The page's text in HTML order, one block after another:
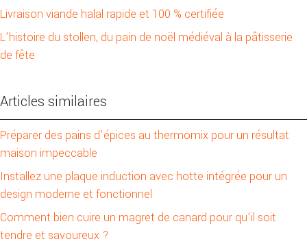
Livraison viande halal rapide et 100 % certifiée
L’histoire du stollen, du pain de noël médiéval à la pâtisserie
de fête
Articles similaires
Préparer des pains d’épices au thermomix pour un résultat
maison impeccable
Installez une plaque induction avec hotte intégrée pour un
design moderne et fonctionnel
Comment bien cuire un magret de canard pour qu’il soit
tendre et savoureux ?